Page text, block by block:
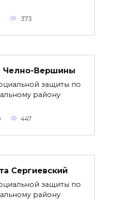
373
Челно-Вершины
защиты по
району
447
Сергиевский
защиты по
району